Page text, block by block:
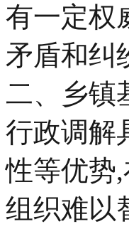
有一定权
矛盾和纠
二、乡镇
行政调解
性等优势
组织难以